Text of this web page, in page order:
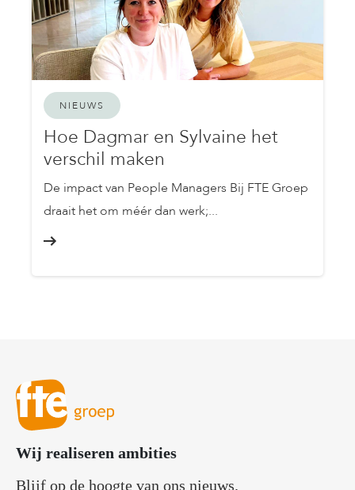
NIEUWS
Hoe Dagmar en Sylvaine het
verschil maken
De impact van People Managers Bij FTE Groep
draait het om méér dan werk;...
Wij realiseren ambities
Blijf op de hoogte van ons nieuws.